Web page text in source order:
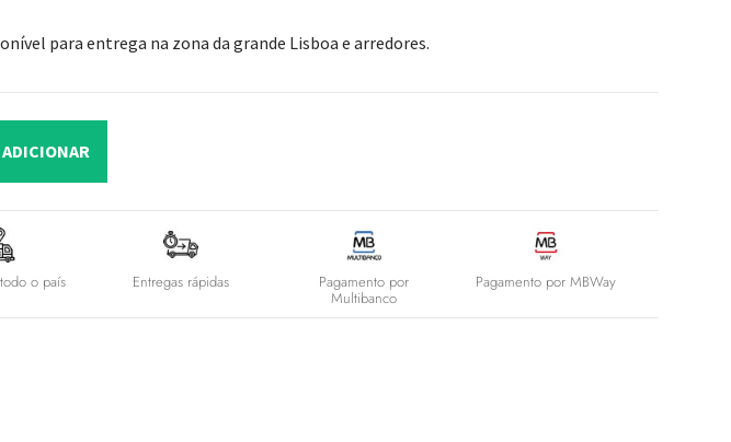
para entrega na zona da grande Lisboa e arredores.
ADICIONAR
o país Entregas rápidas Pagamento por
Multibanco
Pagamento por MBWay